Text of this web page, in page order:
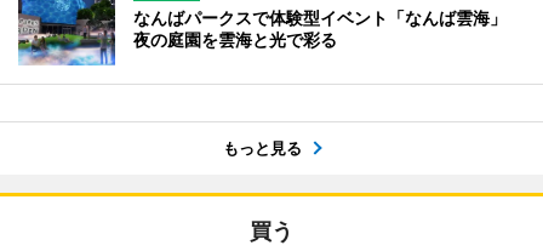
なんばパークスで体験型イベント「なんば雲海」
夜の庭園を雲海と光で彩る
もっと見る
買う